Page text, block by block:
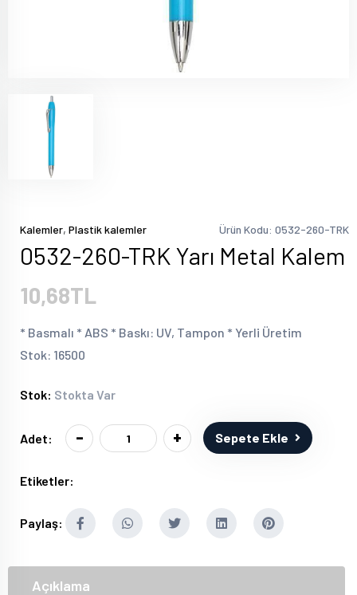
Kalemler, Plastik kalemler Ürün Kodu: 0532-260-TRK
0532-260-TRK Yarı Metal Kalem
10,68TL
* Basmalı * ABS * Baskı: UV, Tampon * Yerli Üretim
Stok: 16500
Stok: Stokta Var
Adet: - + Sepete Ekle
Etiketler:
Paylaş:
Açıklama